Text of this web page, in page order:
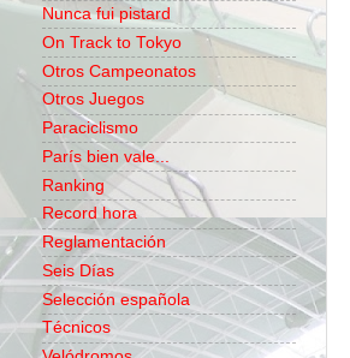
Nunca fui pistard
On Track to Tokyo
Otros Campeonatos
Otros Juegos
Paraciclismo
París bien vale...
Ranking
Record hora
Reglamentación
Seis Días
Selección española
Técnicos